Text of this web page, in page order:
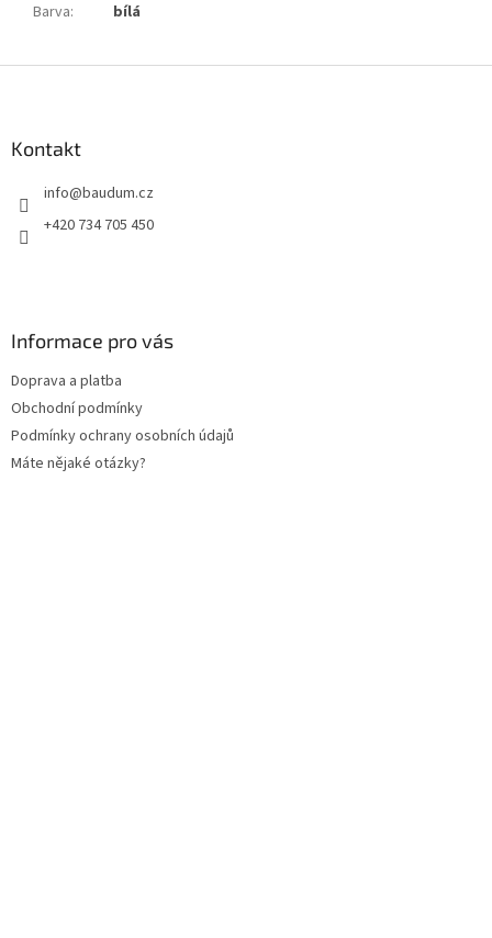
Barva: bílá
Kontakt
info@baudum.cz
+420 734 705 450
Informace pro vás
Doprava a platba
Obchodní podmínky
Podmínky ochrany osobních údajů
Máte nějaké otázky?